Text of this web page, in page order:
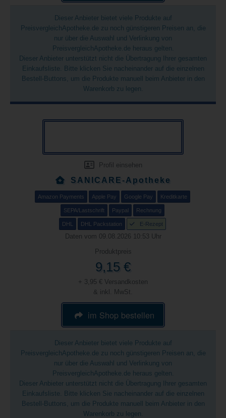
Dieser Anbieter bietet viele Produkte auf
PreisvergleichApotheke.de zu noch günstigeren Preisen an, die
nur über die Auswahl und Verlinkung von
PreisvergleichApotheke.de heraus gelten.
Dieser Anbieter unterstützt nicht die Übertragung Ihrer gesamten
Einkaufsliste. Bitte klicken Sie nacheinander auf die einzelnen
Bestell-Buttons, um die Produkte manuell beim Anbieter in den
Warenkorb zu legen.
Profil einsehen
SANICARE-Apotheke
Amazon Payments Apple Pay Google Pay Kreditkarte
SEPA/Lastschrift Paypal Rechnung
DHL DHL Packstation E-Rezept
Daten vom 09.08.2026 10:53 Uhr
Produktpreis
9,15 €
+ 3,95 € Versandkosten
& inkl. MwSt.
im Shop bestellen
Dieser Anbieter bietet viele Produkte auf
PreisvergleichApotheke.de zu noch günstigeren Preisen an, die
nur über die Auswahl und Verlinkung von
PreisvergleichApotheke.de heraus gelten.
Dieser Anbieter unterstützt nicht die Übertragung Ihrer gesamten
Einkaufsliste. Bitte klicken Sie nacheinander auf die einzelnen
Bestell-Buttons, um die Produkte manuell beim Anbieter in den
Warenkorb zu legen.